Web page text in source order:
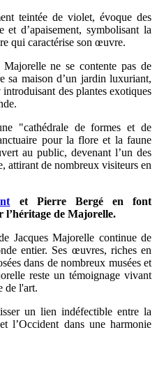
teintée de violet, évoque des
et d’apaisement, symbolisant la
qui caractérise son œuvre.
Majorelle ne se contente pas de
sa maison d’un jardin luxuriant,
des plantes exotiques
"cathédrale de formes et de
pour la flore et la faune
au public, devenant l’un des
attirant de nombreux visiteurs en
et Pierre Bergé en font
l’héritage de Majorelle.
Jacques Majorelle continue de
entier. Ses œuvres, riches en
dans de nombreux musées et
reste un témoignage vivant
de l'art.
un lien indéfectible entre la
l’Occident dans une harmonie